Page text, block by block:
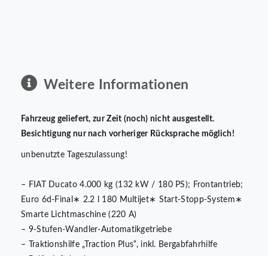
Weitere Informationen
Fahrzeug geliefert, zur Zeit (noch) nicht ausgestellt.
Besichtigung nur nach vorheriger Rücksprache möglich!
unbenutzte Tageszulassung!
– FIAT Ducato 4.000 kg (132 kW / 180 PS); Frontantrieb;
Euro 6d-Final∗ 2.2 l 180 Multijet∗ Start-Stopp-System∗
Smarte Lichtmaschine (220 A)
– 9-Stufen-Wandler-Automatikgetriebe
– Traktionshilfe „Traction Plus“, inkl. Bergabfahrhilfe